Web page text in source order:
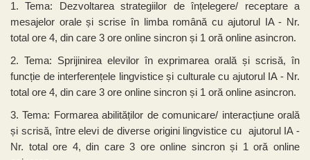
1. Tema: Dezvoltarea strategiilor de înțelegere/ receptare a
mesajelor orale și scrise în limba română cu ajutorul IA - Nr.
total ore 4, din care 3 ore online sincron și 1 oră online asincron.
2. Tema: Sprijinirea elevilor în exprimarea orală și scrisă, în
funcție de interferențele lingvistice și culturale cu ajutorul IA - Nr.
total ore 4, din care 3 ore online sincron și 1 oră online asincron.
3. Tema: Formarea abilităților de comunicare/ interacțiune orală
și scrisă, între elevi de diverse origini lingvistice cu ajutorul IA -
Nr. total ore 4, din care 3 ore online sincron și 1 oră online